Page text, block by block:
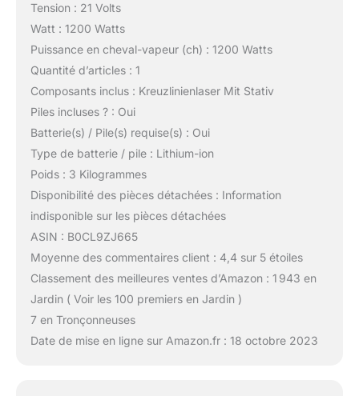
Tension : 21 Volts
Watt : 1200 Watts
Puissance en cheval-vapeur (ch) : 1200 Watts
Quantité d’articles : 1
Composants inclus : Kreuzlinienlaser Mit Stativ
Piles incluses ? : Oui
Batterie(s) / Pile(s) requise(s) : Oui
Type de batterie / pile : Lithium-ion
Poids : 3 Kilogrammes
Disponibilité des pièces détachées : Information
indisponible sur les pièces détachées
ASIN : B0CL9ZJ665
Moyenne des commentaires client : 4,4 sur 5 étoiles
Classement des meilleures ventes d’Amazon : 1 943 en
Jardin ( Voir les 100 premiers en Jardin )
7 en Tronçonneuses
Date de mise en ligne sur Amazon.fr : 18 octobre 2023